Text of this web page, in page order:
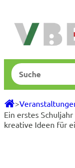
springen
Suchen
>
Ein erstes
kreative Ideen für